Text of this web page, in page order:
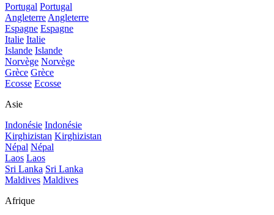
Portugal Portugal
Angleterre Angleterre
Espagne Espagne
Italie Italie
Islande Islande
Norvège Norvège
Grèce Grèce
Ecosse Ecosse
Asie
Indonésie Indonésie
Kirghizistan Kirghizistan
Népal Népal
Laos Laos
Sri Lanka Sri Lanka
Maldives Maldives
Afrique